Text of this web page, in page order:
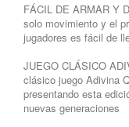
FÁCIL DE ARMAR Y
solo movimiento y el
jugadores es fácil de
JUEGO CLÁSICO
clásico juego Adivina
presentando esta
nuevas generaciones